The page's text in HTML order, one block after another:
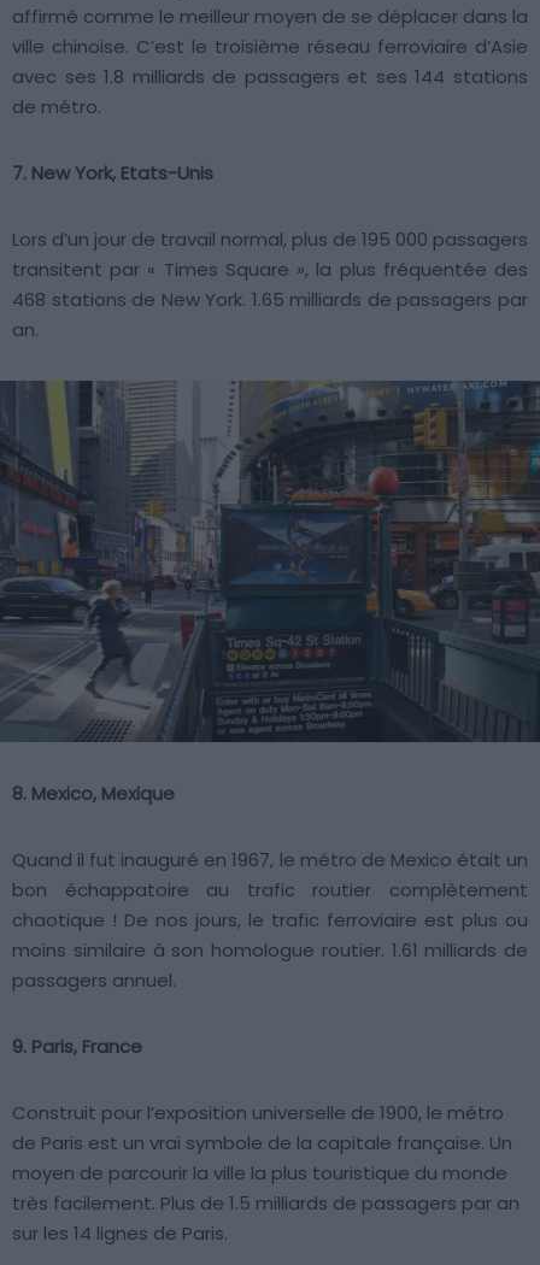
affirmé comme le meilleur moyen de se déplacer dans la
ville chinoise. C’est le troisième réseau ferroviaire d’Asie
avec ses 1.8 milliards de passagers et ses 144 stations
de métro.
7. New York, Etats-Unis
Lors d’un jour de travail normal, plus de 195 000 passagers
transitent par « Times Square », la plus fréquentée des
468 stations de New York. 1.65 milliards de passagers par
an.
8. Mexico, Mexique
Quand il fut inauguré en 1967, le métro de Mexico était un
bon échappatoire au trafic routier complètement
chaotique ! De nos jours, le trafic ferroviaire est plus ou
moins similaire à son homologue routier. 1.61 milliards de
passagers annuel.
9. Paris, France
Construit pour l’exposition universelle de 1900, le métro
de Paris est un vrai symbole de la capitale française. Un
moyen de parcourir la ville la plus touristique du monde
très facilement. Plus de 1.5 milliards de passagers par an
sur les 14 lignes de Paris.